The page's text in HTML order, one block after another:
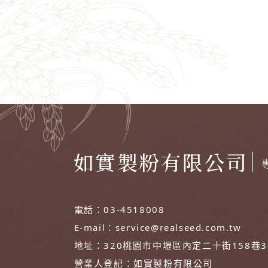
如實製粉有限公司
電話：03-4518008
E-mail： service@realseed.com.tw
地址：320桃園市中壢區內定二十街158巷
營業人登記：如實製粉有限公司